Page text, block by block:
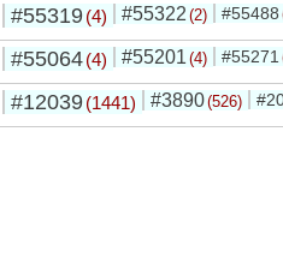
#55319 (4) #55322 (2) #55488
#55064 (4) #55201 (4) #55271
#12039 (1441) #3890(526)